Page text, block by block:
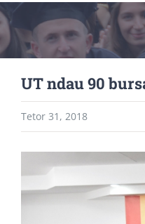
UT ndau 90
Tetor 31, 2018
Larger